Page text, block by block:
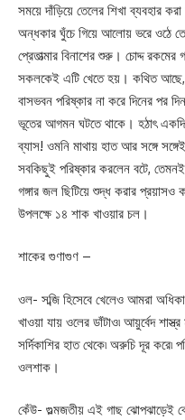
সময়ে দাঁড়িয়ে তেলের শিখা ব্যবহার
অন্ধকার ঘুঁচে গিয়ে আলোয় ভরে ওঠে
প্রেতাত্মার বিনাশের শুরু। চোদ্দ রকমের
সকলকেই এটি খেতে হয়। কথিত আছে,
বাসভবন পরিষ্কার না করে দিনের পর
ভূতের আগমন ঘটতে থাকে। হঠাৎ
ব্যাস! ওমনি মাথায় হাত আর সঙ্গে
সবকিছুই পরিষ্কার করলেন বটে,
গঙ্গার জল ছিটিয়ে শুদ্ধ করার
উপলক্ষে ১৪ শাক খাওয়ার চল।
শাকের গুণাগুণ –
ওল- সব্জি হিসেবে খেলেও আমরা
খাওয়া যায় ওলের ডাঁটাও৷ আয়ুর্বেদ
সর্দিকাশির হাত থেকে৷ অরুচি দূর করে৷
ওলশাক।
কেঁউ- গুল্মজতীয় এই গাছ ঝোপঝাড়েই